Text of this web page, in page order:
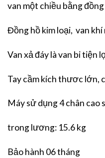
van một chiều bằng đồng
Đồng hồ kim loại, van
Van xả đáy là van bi tiện
Tay cầm kích thươc lớn,
Máy sử dụng 4 chân cao
trong lương: 15.6 kg
Bảo hành 06 tháng